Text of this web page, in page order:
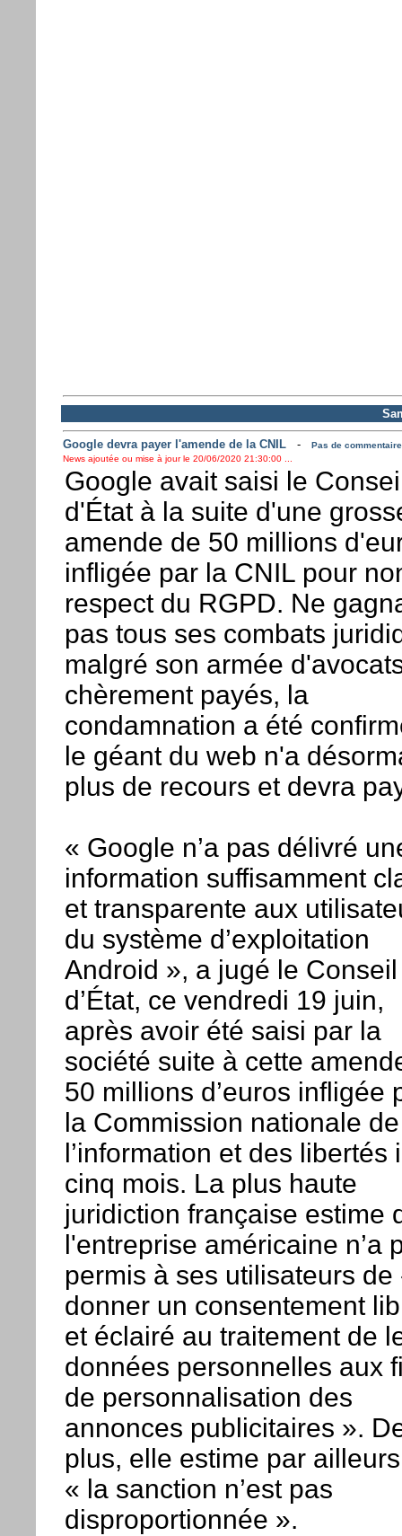
Google devra payer l'amende de la CNIL-
Pas de
News ajoutée ou mise à jour le 20/06/2020 21:30:00 ...
Google avait saisi le
d'État à la suite d'une
amende de 50 millions
infligée par la CNIL pour
respect du RGPD. Ne
pas tous ses combats
malgré son armée
chèrement payés, la
condamnation a été
le géant du web n'a
plus de recours et devra
« Google n’a pas délivré
information suffisamment
et transparente aux
du système d’exploitation
Android », a jugé le Conseil
d’État, ce vendredi 19 juin,
après avoir été saisi par la
société suite à cette
50 millions d’euros infligée
la Commission nationale de
l’information et des libertés
cinq mois. La plus haute
juridiction française estime
l'entreprise américaine n’a
permis à ses utilisateurs de
donner un consentement
et éclairé au traitement de
données personnelles aux
de personnalisation des
annonces publicitaires ».
plus, elle estime par
« la sanction n’est pas
disproportionnée ».